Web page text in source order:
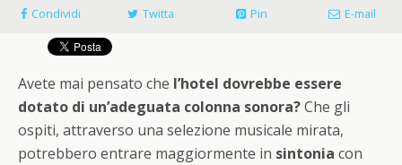
Condividi Twitta Pin E-mail
Avete mai pensato che l’hotel dovrebbe essere
dotato di un’adeguata colonna sonora?Che gli
ospiti, attraverso una selezione musicale mirata,
potrebbero entrare maggiormente in sintonia con